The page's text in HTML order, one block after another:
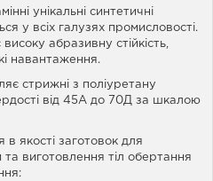
унікальні синтетичні
у всіх галузях промисловості.
абразивну стійкість,
навантаження.
стрижні з поліуретану
від 45А до 70Д за шкалою
якості заготовок для
та виготовлення тіл обертання